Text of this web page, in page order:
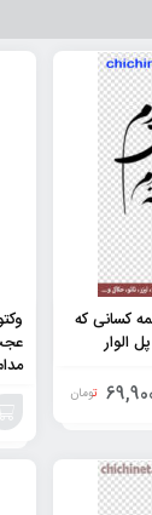
کسانی که
الوار
تومان